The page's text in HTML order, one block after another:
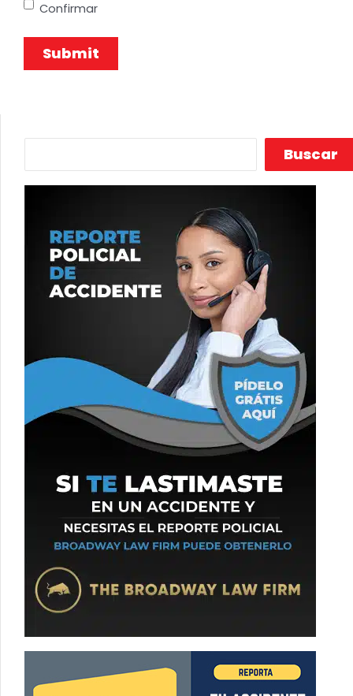
Confirmar
Buscar